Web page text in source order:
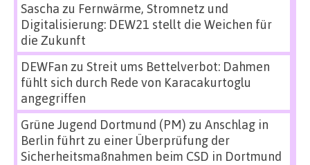
Sascha zu Fernwärme, Stromnetz und
Digitalisierung: DEW21 stellt die Weichen für
die Zukunft
DEWFan zu Streit ums Bettelverbot: Dahmen
fühlt sich durch Rede von Karacakurtoglu
angegriffen
Grüne Jugend Dortmund (PM) zu Anschlag in
Berlin führt zu einer Überprüfung der
Sicherheitsmaßnahmen beim CSD in Dortmund